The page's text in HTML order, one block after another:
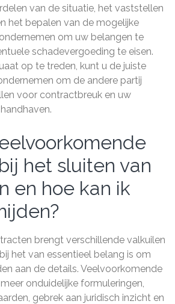
van de situatie, het vaststellen
het bepalen van de mogelijke
om uw belangen te
schadevergoeding te eisen.
op te treden, kunt u de juiste
om de andere partij
voor contractbreuk en uw
het sluiten van
en hoe kan ik
brengt verschillende valkuilen
het van essentieel belang is om
aan de details. Veelvoorkomende
onduidelijke formuleringen,
gebrek aan juridisch inzicht en